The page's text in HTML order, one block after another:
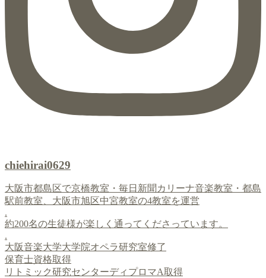
chiehirai0629
大阪市都島区で京橋教室・毎日新聞カリーナ音楽教室・都島
駅前教室、大阪市旭区中宮教室の4教室を運営
.
約200名の生徒様が楽しく通ってくださっています。
.
大阪音楽大学大学院オペラ研究室修了
保育士資格取得
リトミック研究センターディプロマA取得